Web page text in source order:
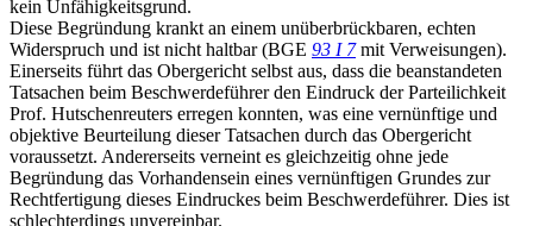
kein Unfähigkeitsgrund.
Diese Begründung krankt an einem unüberbrückbaren, echten
Widerspruch und ist nicht haltbar (BGE 93 I 7mit Verweisungen).
Einerseits führt das Obergericht selbst aus, dass die beanstandeten
Tatsachen beim Beschwerdeführer den Eindruck der Parteilichkeit
Prof. Hutschenreuters erregen konnten, was eine vernünftige und
objektive Beurteilung dieser Tatsachen durch das Obergericht
voraussetzt. Andererseits verneint es gleichzeitig ohne jede
Begründung das Vorhandensein eines vernünftigen Grundes zur
Rechtfertigung dieses Eindruckes beim Beschwerdeführer. Dies ist
schlechterdings unvereinbar.